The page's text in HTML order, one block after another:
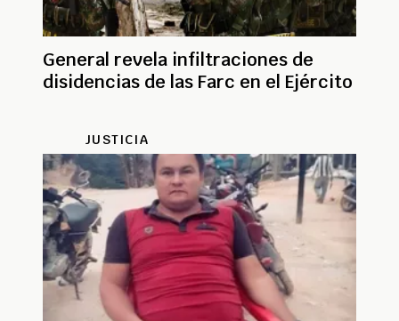
General revela infiltraciones de
disidencias de las Farc en el Ejército
JUSTICIA